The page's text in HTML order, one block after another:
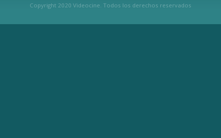
Copyright 2020 Videocine. Todos los derechos reservados